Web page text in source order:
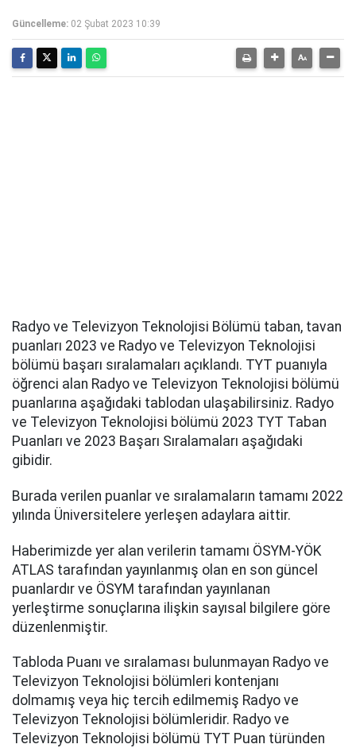
Güncelleme: 02 Şubat 2023 10:39
Radyo ve Televizyon Teknolojisi Bölümü taban, tavan
puanları 2023 ve Radyo ve Televizyon Teknolojisi
bölümü başarı sıralamaları açıklandı. TYT puanıyla
öğrenci alan Radyo ve Televizyon Teknolojisi bölümü
puanlarına aşağıdaki tablodan ulaşabilirsiniz. Radyo
ve Televizyon Teknolojisi bölümü 2023 TYT Taban
Puanları ve 2023 Başarı Sıralamaları aşağıdaki
gibidir.
Burada verilen puanlar ve sıralamaların tamamı 2022
yılında Üniversitelere yerleşen adaylara aittir.
Haberimizde yer alan verilerin tamamı ÖSYM-YÖK
ATLAS tarafından yayınlanmış olan en son güncel
puanlardır ve ÖSYM tarafından yayınlanan
yerleştirme sonuçlarına ilişkin sayısal bilgilere göre
düzenlenmiştir.
Tabloda Puanı ve sıralaması bulunmayan Radyo ve
Televizyon Teknolojisi bölümleri kontenjanı
dolmamış veya hiç tercih edilmemiş Radyo ve
Televizyon Teknolojisi bölümleridir. Radyo ve
Televizyon Teknolojisi bölümü TYT Puan türünden